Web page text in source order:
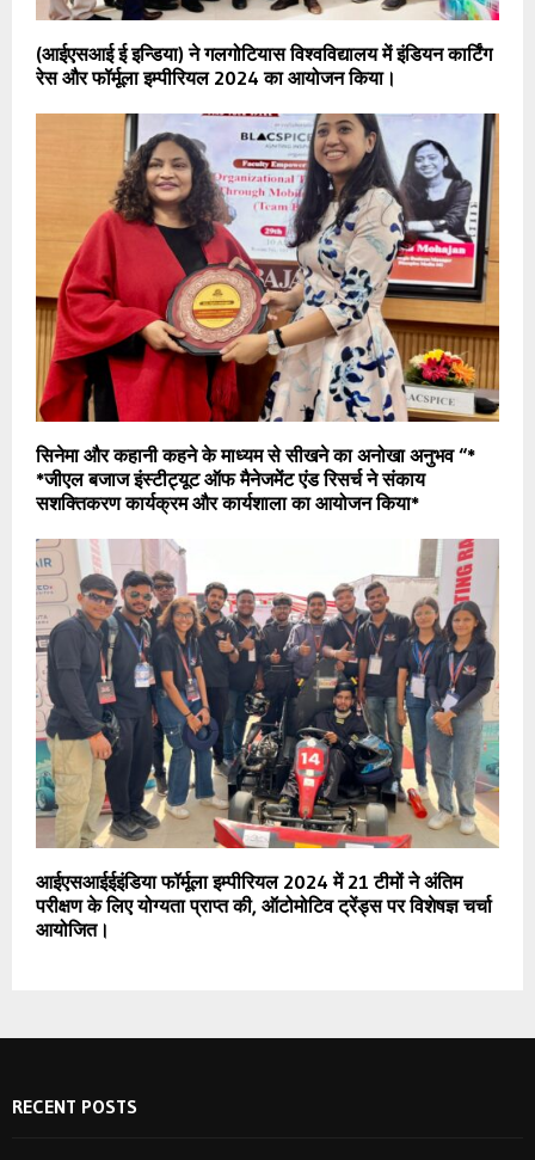
(आईएसआई ई इन्डिया) ने गलगोटियास विश्वविद्यालय में इंडियन कार्टिंग
रेस और फॉर्मूला इम्पीरियल 2024 का आयोजन किया।
सिनेमा और कहानी कहने के माध्यम से सीखने का अनोखा अनुभव “*
*जीएल बजाज इंस्टीट्यूट ऑफ मैनेजमेंट एंड रिसर्च ने संकाय
सशक्तिकरण कार्यक्रम और कार्यशाला का आयोजन किया*
आईएसआईईइंडिया फॉर्मूला इम्पीरियल 2024 में 21 टीमों ने अंतिम
परीक्षण के लिए योग्यता प्राप्त की, ऑटोमोटिव ट्रेंड्स पर विशेषज्ञ चर्चा
आयोजित।
RECENT POSTS